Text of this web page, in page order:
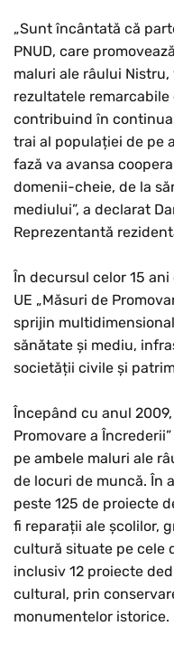
„Sunt încântată că
PNUD, care
maluri ale râului
rezultatele
contribuind în
trai al populației de pe
fază va avansa
domenii-cheie, de la
mediului”, a declarat
Reprezentantă
În decursul celor 15
UE „Măsuri de
sprijin
sănătate și mediu,
societății civile și
Începând cu anul
Promovare a
pe ambele maluri ale
de locuri de muncă. În
peste 125 de proiecte
fi reparații ale școlilor,
cultură situate pe cele
inclusiv 12 proiecte
cultural, prin
monumentelor istorice.